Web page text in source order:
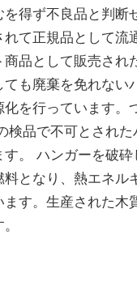
得ず不良品と判断
て正規品として流
品として販売され
も廃棄を免れない
を行っています。
検品で不可とされ
。 ハンガーを破
料となり、熱エネル
す。生産された木